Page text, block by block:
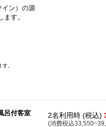
イン）の源
す。
。
呂付客室
2名利用時 (税込)
(消費税込